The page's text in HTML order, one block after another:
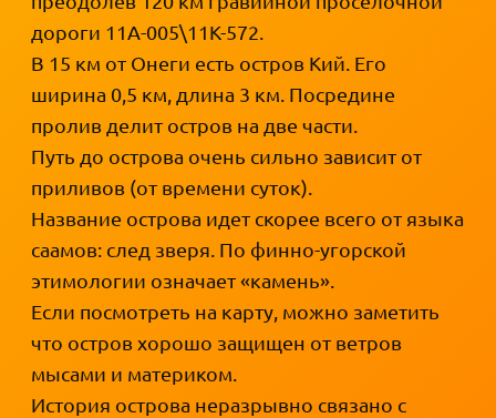
дороги 11А-005\11К-572.
В 15 км от Онеги есть остров Кий. Его
ширина 0,5 км, длина 3 км. Посредине
пролив делит остров на две части.
Путь до острова очень сильно зависит от
приливов (от времени суток).
Название острова идет скорее всего от языка
саамов: след зверя. По финно-угорской
этимологии означает «камень».
Если посмотреть на карту, можно заметить
что остров хорошо защищен от ветров
мысами и материком.
История острова неразрывно связано с